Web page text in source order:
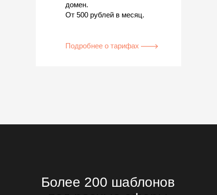
домен.
От 500 рублей в месяц.
Подробнее о тарифах
Более 200 шаблонов